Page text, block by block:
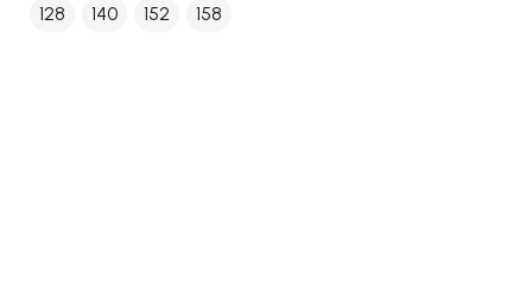
128 140 152 158